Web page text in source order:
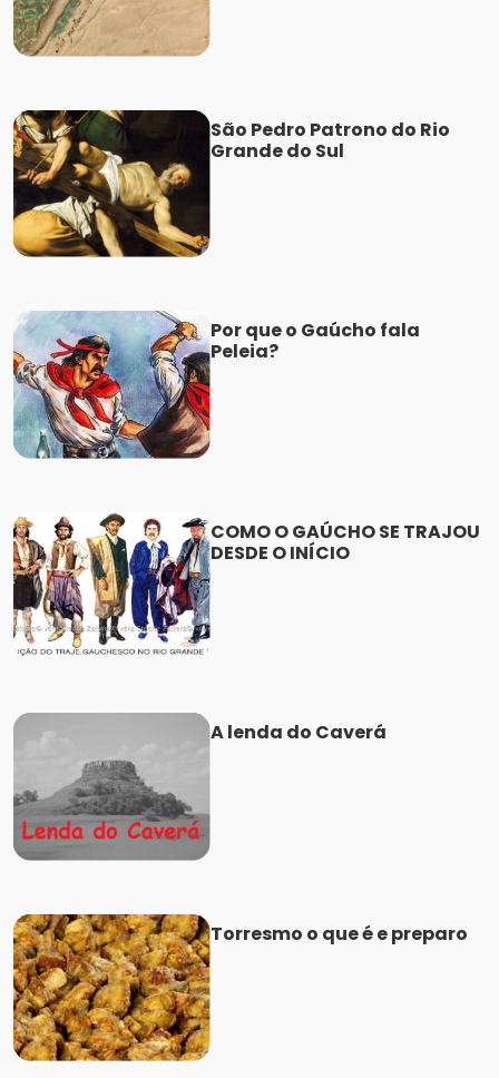
São Pedro Patrono do Rio
Grande do Sul
Por que o Gaúcho fala
Peleia?
COMO O GAÚCHO SE TRAJOU
DESDE O INÍCIO
A lenda do Caverá
Torresmo o que é e preparo